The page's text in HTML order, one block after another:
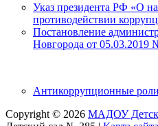
Указ президента РФ «О
противодействии
Постановление
Новгорода от 05.03.2019
Антикоррупционные
Copyright © 2026 МАДОУ